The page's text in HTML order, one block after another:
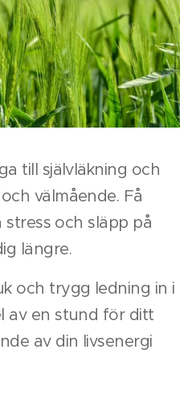
till självläkning och
välmående. Få
och släpp på
längre.
och trygg ledning in i
av en stund för ditt
av din livsenergi